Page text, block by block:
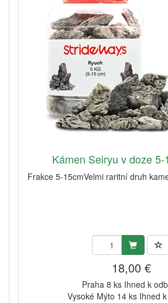
Kámen Seiryu v doze 5-
Frakce 5-15cmVelmi raritní druh
18,00 €
Praha 8 ks Ihned k
Vysoké Mýto 14 ks Ihned